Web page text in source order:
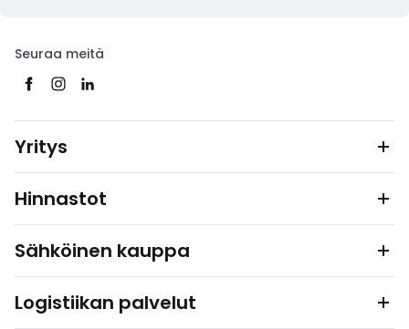
Seuraa meitä
Yritys
Hinnastot
Sähköinen kauppa
Logistiikan palvelut